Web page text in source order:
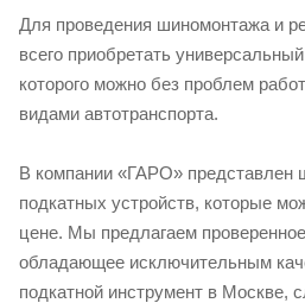
Для проведения шиномонтажа и
всего приобретать
которого можно без проблем
видами автотранспорта.
В компании «ГАРО» представлен
подкатных устройств, которые
цене. Мы предлагаем
обладающее исключительным
подкатной инструмент в Москве,